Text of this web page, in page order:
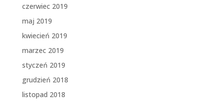
czerwiec 2019
maj 2019
kwiecień 2019
marzec 2019
styczeń 2019
grudzień 2018
listopad 2018